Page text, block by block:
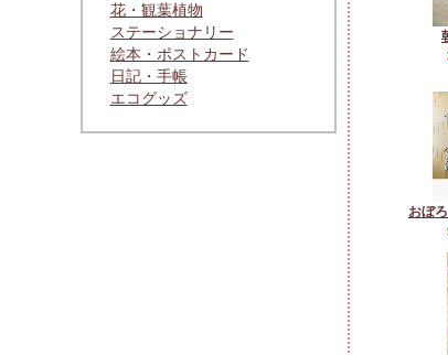
花・観葉植物
ステーショナリー
絵本・ポストカード
日記・手帳
エコグッズ
おぼ